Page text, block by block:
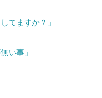
てますか？」
い事」